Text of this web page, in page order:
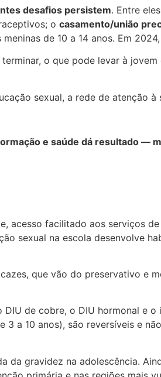
desafios persistem. Entre
o casamento/união
de 10 a 14 anos. Em
o que pode levar à
sexual, a rede de atenção à
e saúde dá resultado —
acesso facilitado aos serviços
sexual na escola desenvolve
que vão do preservativo e
de cobre, o DIU hormonal e
a 10 anos), são reversíveis e
da gravidez na adolescência.